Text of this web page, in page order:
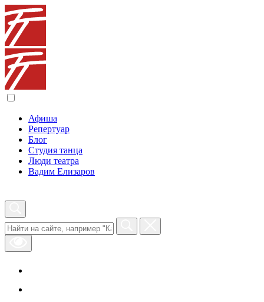
Афиша
Репертуар
Блог
Студия танца
Люди театра
Вадим Елизаров